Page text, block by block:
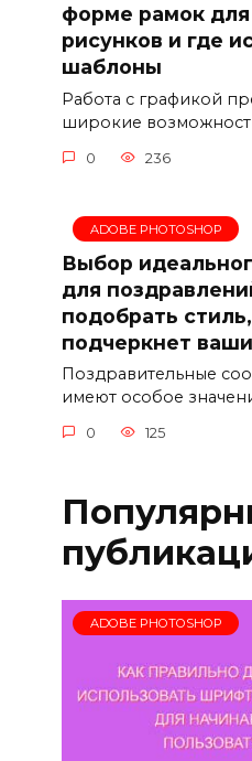
форме рамок
рисунков и где
шаблоны
Работа с графикой
широкие
0 236
ADOBE PHOTOSHOP
Выбор
для
подобрать
подчеркнет
Поздравительные
имеют особое
0 125
ADOBE PHOTOSHOP